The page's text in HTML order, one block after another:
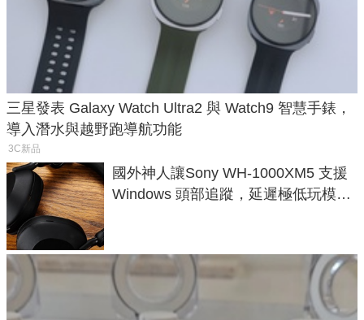
三星發表 Galaxy Watch Ultra2 與 Watch9 智慧手錶，
導入潛水與越野跑導航功能
3C新品
國外神人讓Sony WH-1000XM5 支援
Windows 頭部追蹤，延遲極低玩模擬